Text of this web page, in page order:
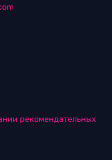
рекомендательных